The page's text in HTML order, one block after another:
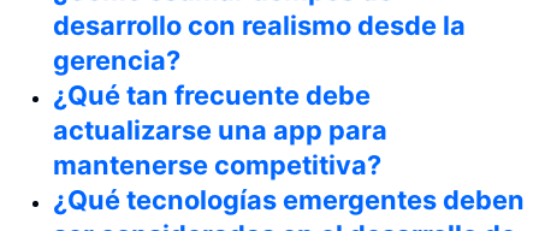
desarrollo con realismo desde la
gerencia?
¿Qué tan frecuente debe
actualizarse una app para
mantenerse competitiva?
¿Qué tecnologías emergentes deben